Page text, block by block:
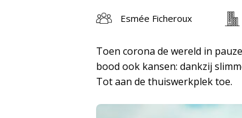
Esmée Ficheroux
Toen corona de wereld in
bood ook kansen: dankzij
Tot aan de thuiswerkplek toe.